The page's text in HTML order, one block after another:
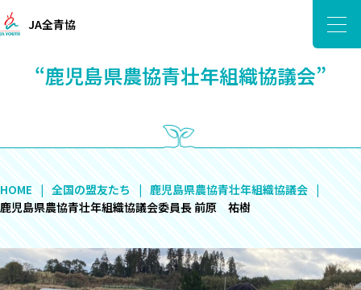
JA全青協
“鹿児島県農協青壮年組織協議会”
HOME 全国の盟友たち
鹿児島県農協青壮年組織協議会
鹿児島県農協青壮年組織協議会委員長 前原 祐樹